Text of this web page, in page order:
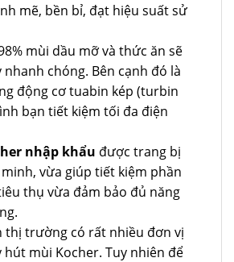
mẽ, bền bỉ, đạt hiệu suất sử
mùi dầu mỡ và thức ăn sẽ
chóng. Bên cạnh đó là
động cơ tuabin kép (turbin
bạn tiết kiệm tối đa điện
nhập khẩu được trang bị
vừa giúp tiết kiệm phần
thụ vừa đảm bảo đủ năng
thị trường có rất nhiều đơn vị
mùi Kocher. Tuy nhiên để